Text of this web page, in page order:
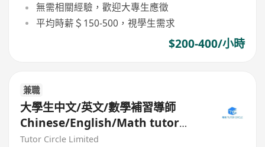
無需相關經驗，歡迎大專生應徵
平均時薪＄150-500，視學生需求
$200-400/小時
兼職
大學生中文/英文/數學補習導師
Chinese/English/Math tutor
(Part Time/Freelancer)
Tutor Circle Limited